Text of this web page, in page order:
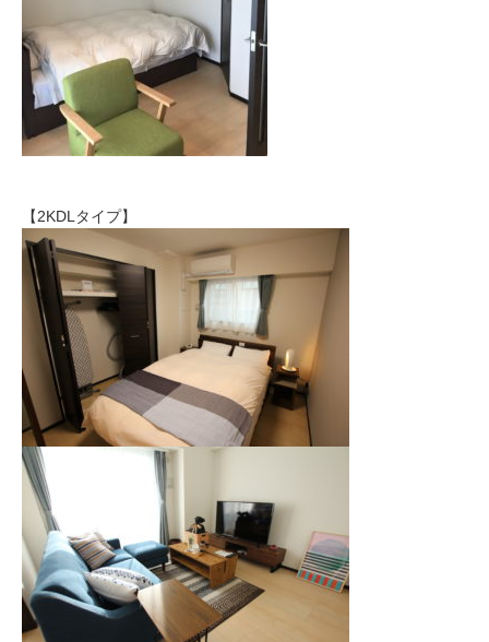
【2KDLタイプ】